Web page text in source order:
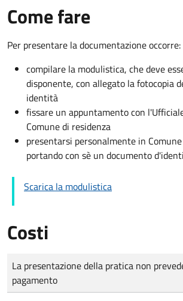
Come fare
Per presentare la documentazione occorre:
compilare la modulistica, che deve
disponente, con allegato la fotocopia
identità
fissare un appuntamento con
Comune di residenza
presentarsi personalmente in
portando con sè un documento
Scarica la modulistica
Costi
Tipo di pagamento
Importo
La presentazione della pratica non
pagamento